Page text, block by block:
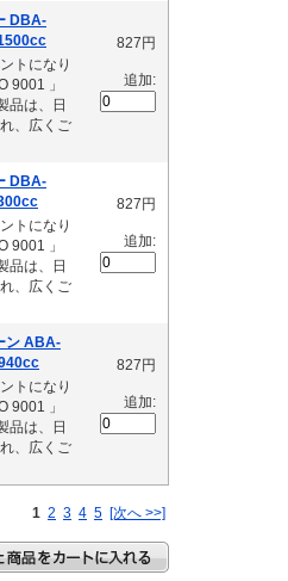
DBA-
トになり
9001 」
品は、日
、広くご
827円
追加:
DBA-
トになり
9001 」
品は、日
、広くご
827円
追加:
ン ABA-
トになり
9001 」
品は、日
、広くご
827円
追加:
1 2 3 4 5 [次へ >>]